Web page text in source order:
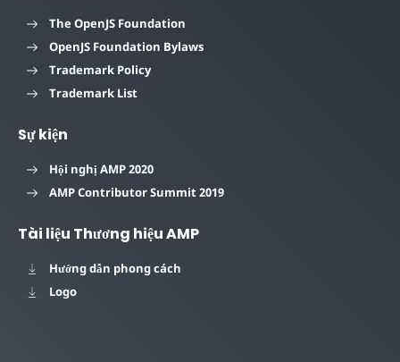
The OpenJS Foundation
OpenJS Foundation Bylaws
Trademark Policy
Trademark List
Sự kiện
Hội nghị AMP 2020
AMP Contributor Summit 2019
Tài liệu Thương hiệu AMP
Hướng dẫn phong cách
Logo